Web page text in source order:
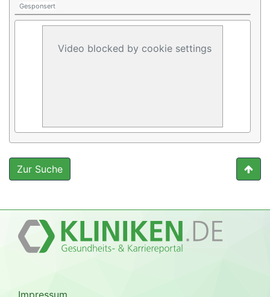
Gesponsert
Video blocked by cookie settings
Zur Suche
Impressum